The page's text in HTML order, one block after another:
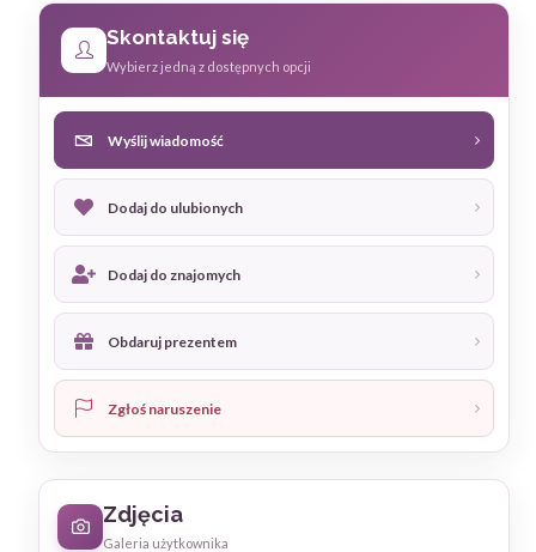
Skontaktuj się
Wybierz jedną z dostępnych opcji
Wyślij wiadomość
Dodaj do ulubionych
Dodaj do znajomych
Obdaruj prezentem
Zgłoś naruszenie
Zdjęcia
Galeria użytkownika